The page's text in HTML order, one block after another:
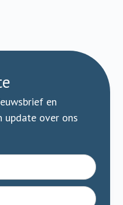
en
update over ons